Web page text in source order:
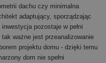
dachu czy minimalna
adaptujący, sporządzając
pozostaje w pełni
ważne jest przeanalizowanie
projektu domu - dzięki temu
dom nie spełni